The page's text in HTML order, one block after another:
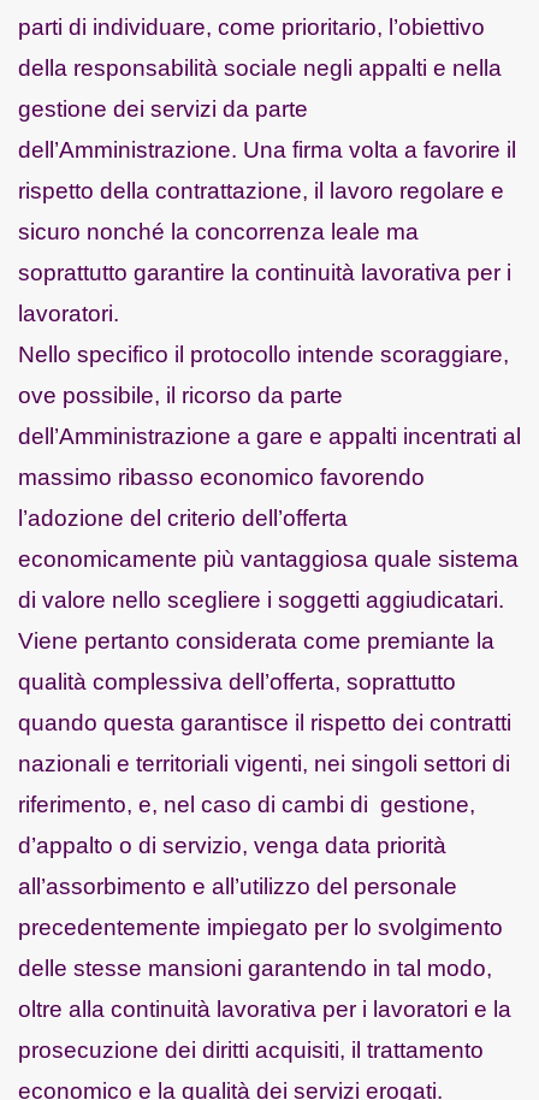
parti di individuare, come prioritario, l’obiettivo
della responsabilità sociale negli appalti e nella
gestione dei servizi da parte
dell’Amministrazione. Una firma volta a favorire il
rispetto della contrattazione, il lavoro regolare e
sicuro nonché la concorrenza leale ma
soprattutto garantire la continuità lavorativa per i
lavoratori.
Nello specifico il protocollo intende scoraggiare,
ove possibile, il ricorso da parte
dell’Amministrazione a gare e appalti incentrati al
massimo ribasso economico favorendo
l’adozione del criterio dell’offerta
economicamente più vantaggiosa quale sistema
di valore nello scegliere i soggetti aggiudicatari.
Viene pertanto considerata come premiante la
qualità complessiva dell’offerta, soprattutto
quando questa garantisce il rispetto dei contratti
nazionali e territoriali vigenti, nei singoli settori di
riferimento, e, nel caso di cambi di gestione,
d’appalto o di servizio, venga data priorità
all’assorbimento e all’utilizzo del personale
precedentemente impiegato per lo svolgimento
delle stesse mansioni garantendo in tal modo,
oltre alla continuità lavorativa per i lavoratori e la
prosecuzione dei diritti acquisiti, il trattamento
economico e la qualità dei servizi erogati.